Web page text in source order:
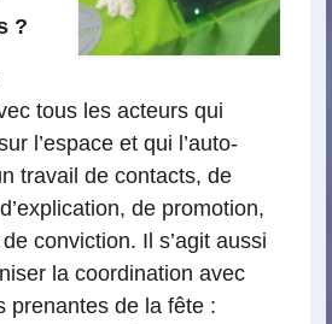
?
tous les acteurs qui
l’espace et qui l’auto-
travail de contacts, de
de promotion,
conviction. Il s’agit aussi
la coordination avec
prenantes de la fête :